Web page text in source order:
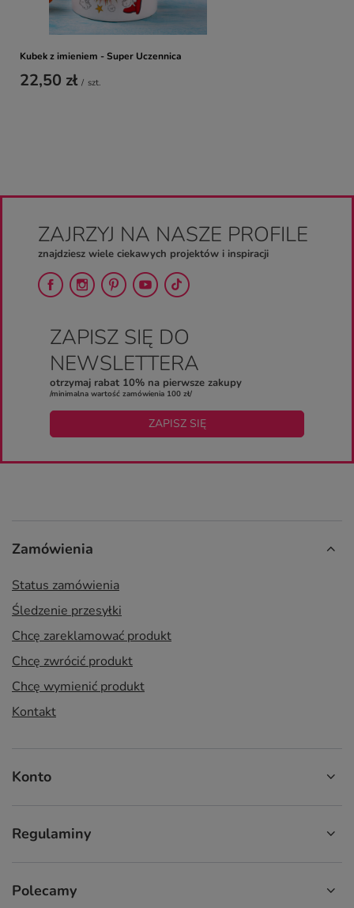
Kubek z imieniem - Super Uczennica
22,50 zł / szt.
ZAJRZYJ NA NASZE PROFILE
znajdziesz wiele ciekawych projektów i inspiracji
ZAPISZ SIĘ DO
NEWSLETTERA
otrzymaj rabat 10% na pierwsze zakupy
/minimalna wartość zamówienia 100 zł/
ZAPISZ SIĘ
Zamówienia
Status zamówienia
Śledzenie przesyłki
Chcę zareklamować produkt
Chcę zwrócić produkt
Chcę wymienić produkt
Kontakt
Konto
Regulaminy
Polecamy